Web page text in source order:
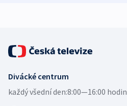
Divácké centrum
každý všední den:8:00—16:00 hodin